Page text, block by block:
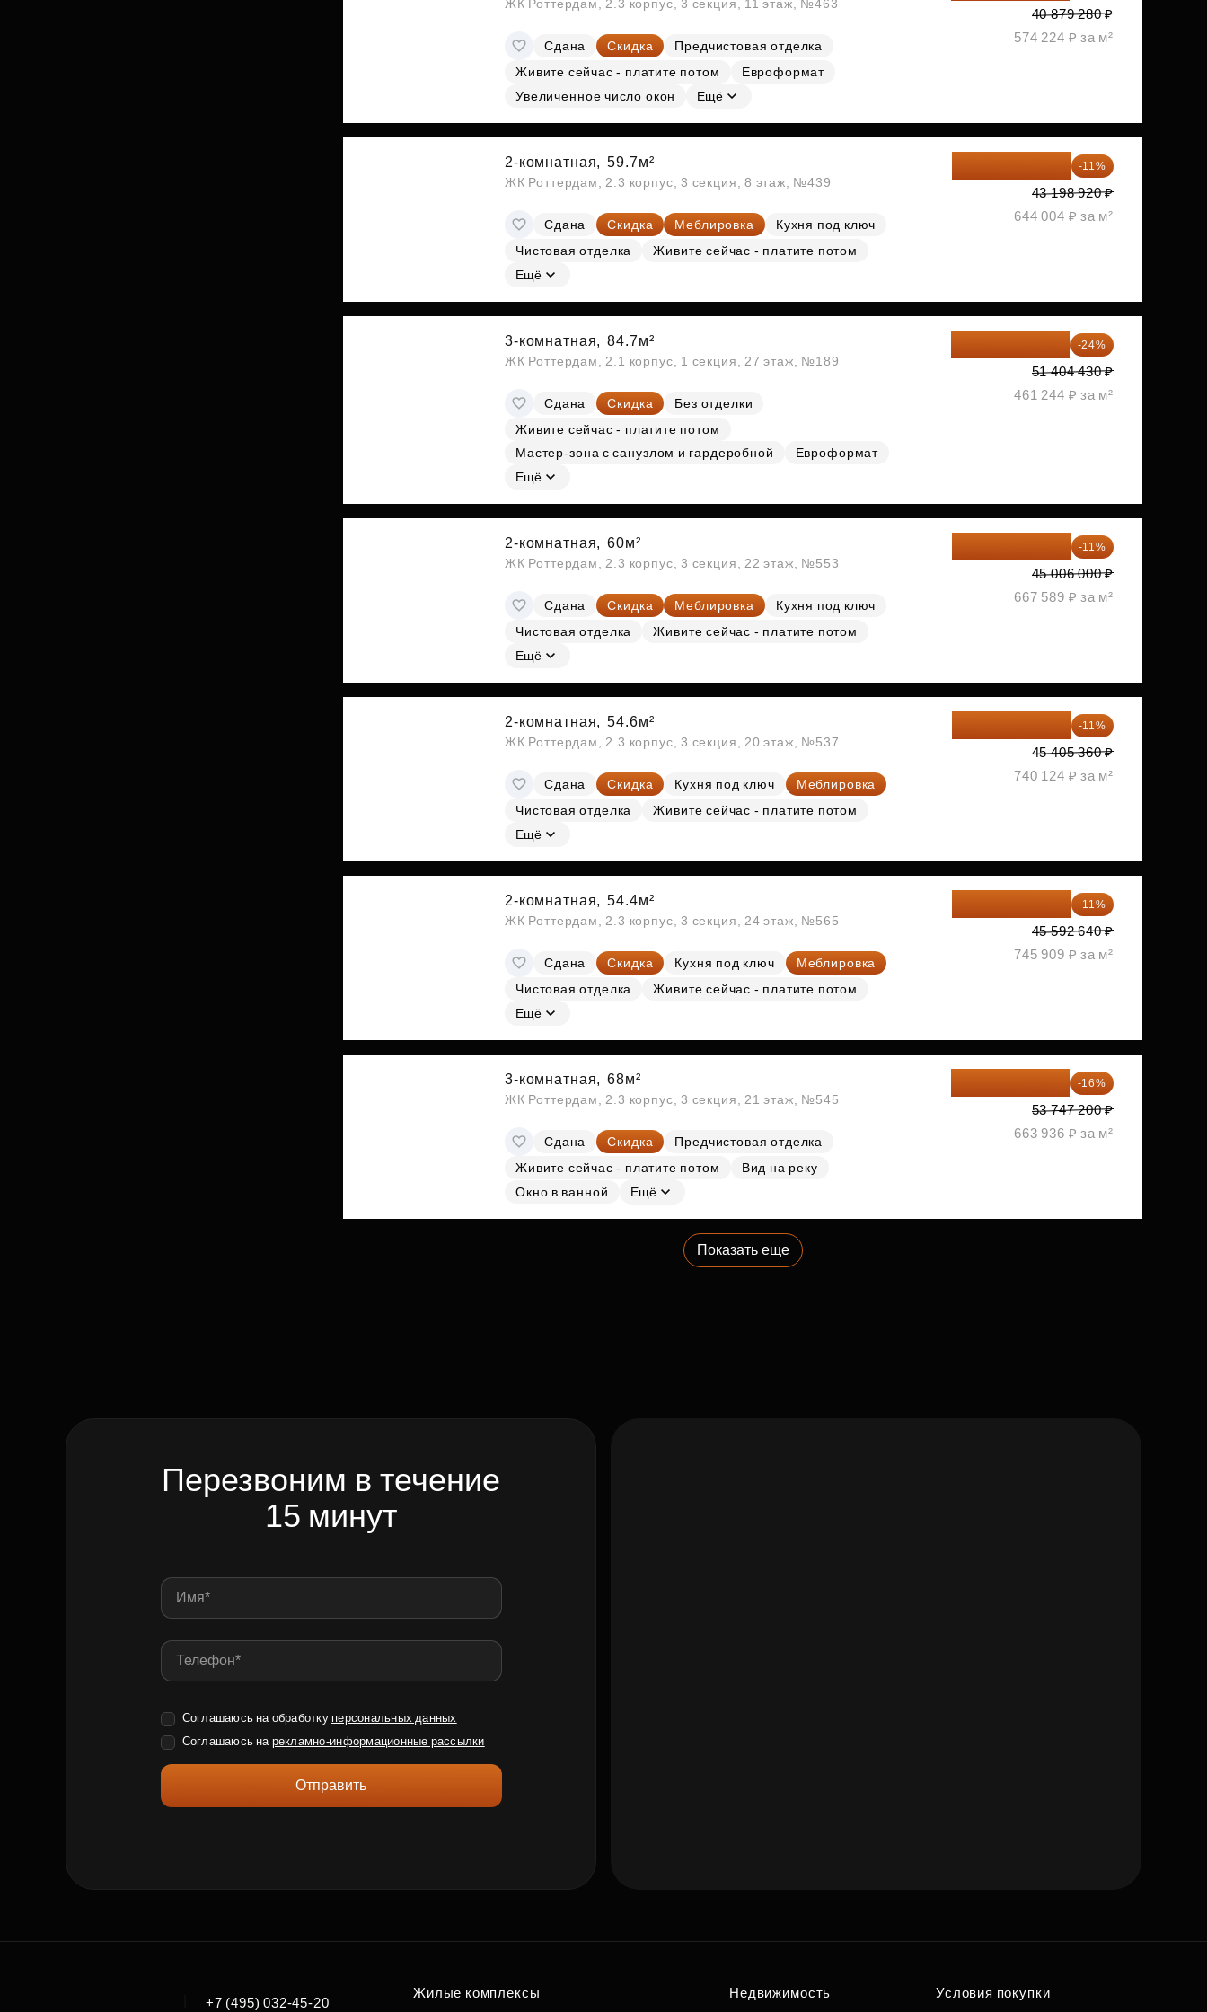
ЖК Роттердам, 2.3 корпус, 3 секция, 11 этаж, №463
Сдана Скидка
Предчистовая отделка
Живите сейчас - платите потом
Евроформат
Увеличенное число окон
Ещё
40 879 280 ₽
574 224 ₽ за м²
2-комнатная, 59.7м²
ЖК Роттердам, 2.3 корпус, 3 секция, 8 этаж, №439
Сдана Скидка Меблировка
Кухня под ключ
Чистовая отделка
Живите сейчас - платите потом
Ещё
-11%
43 198 920 ₽
644 004 ₽ за м²
3-комнатная, 84.7м²
ЖК Роттердам, 2.1 корпус, 1 секция, 27 этаж, №189
Сдана Скидка
Без отделки
Живите сейчас - платите потом
Мастер-зона с санузлом и гардеробной
Евроформат
Ещё
-24%
51 404 430 ₽
461 244 ₽ за м²
2-комнатная, 60м²
ЖК Роттердам, 2.3 корпус, 3 секция, 22 этаж, №553
Сдана Скидка Меблировка
Кухня под ключ
Чистовая отделка
Живите сейчас - платите потом
Ещё
-11%
45 006 000 ₽
667 589 ₽ за м²
2-комнатная, 54.6м²
ЖК Роттердам, 2.3 корпус, 3 секция, 20 этаж, №537
Сдана Скидка Кухня под ключ
Меблировка
Чистовая отделка
Живите сейчас - платите потом
Ещё
-11%
45 405 360 ₽
740 124 ₽ за м²
2-комнатная, 54.4м²
ЖК Роттердам, 2.3 корпус, 3 секция, 24 этаж, №565
Сдана Скидка Кухня под ключ
Меблировка
Чистовая отделка
Живите сейчас - платите потом
Ещё
-11%
45 592 640 ₽
745 909 ₽ за м²
3-комнатная, 68м²
ЖК Роттердам, 2.3 корпус, 3 секция, 21 этаж, №545
Сдана Скидка
Предчистовая отделка
Живите сейчас - платите потом
Вид на реку
Окно в ванной
Ещё
-16%
53 747 200 ₽
663 936 ₽ за м²
Показать еще
Перезвоним в течение
15 минут
Соглашаюсь на обработку персональных данных
Соглашаюсь на рекламно-информационные рассылки
Отправить
+7 (495) 032-45-20
Жилые комплексы Недвижимость Условия покупки